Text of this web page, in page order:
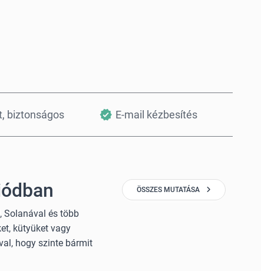
biztonságos E-mail kézbesítés
Solanával és több
kütyüket vagy
hogy szinte bármit
ÖSSZES MUTATÁSA